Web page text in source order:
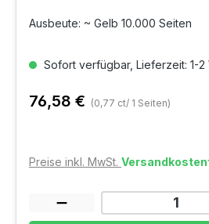
Ausbeute: ~ Gelb 10.000 Seiten
Sofort verfügbar, Lieferzeit: 1-2
76,58 € (0,77 ct/ 1 Seiten)
Preise inkl. MwSt.